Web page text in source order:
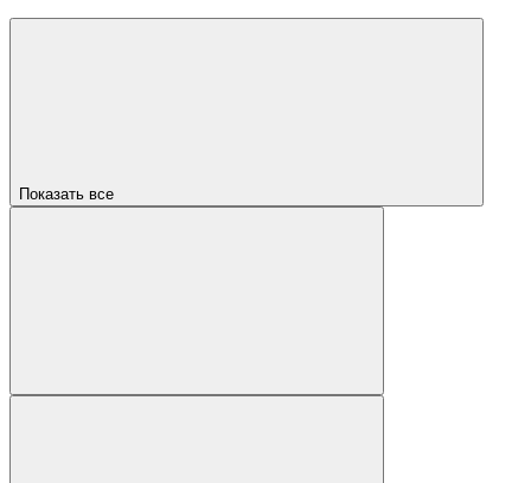
Показать все